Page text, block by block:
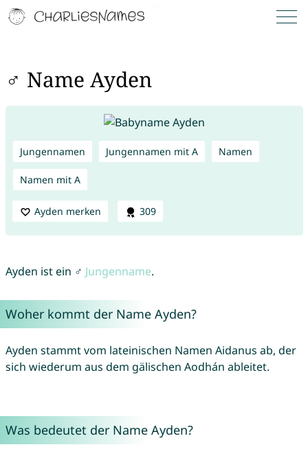
♂ Name Ayden
Jungennamen Jungennamen mit A Namen
Namen mit A
Ayden merken 309
Ayden ist ein ♂ Jungenname.
Woher kommt der Name Ayden?
Ayden stammt vom lateinischen Namen Aidanus ab, der
sich wiederum aus dem gälischen Aodhán ableitet.
Was bedeutet der Name Ayden?